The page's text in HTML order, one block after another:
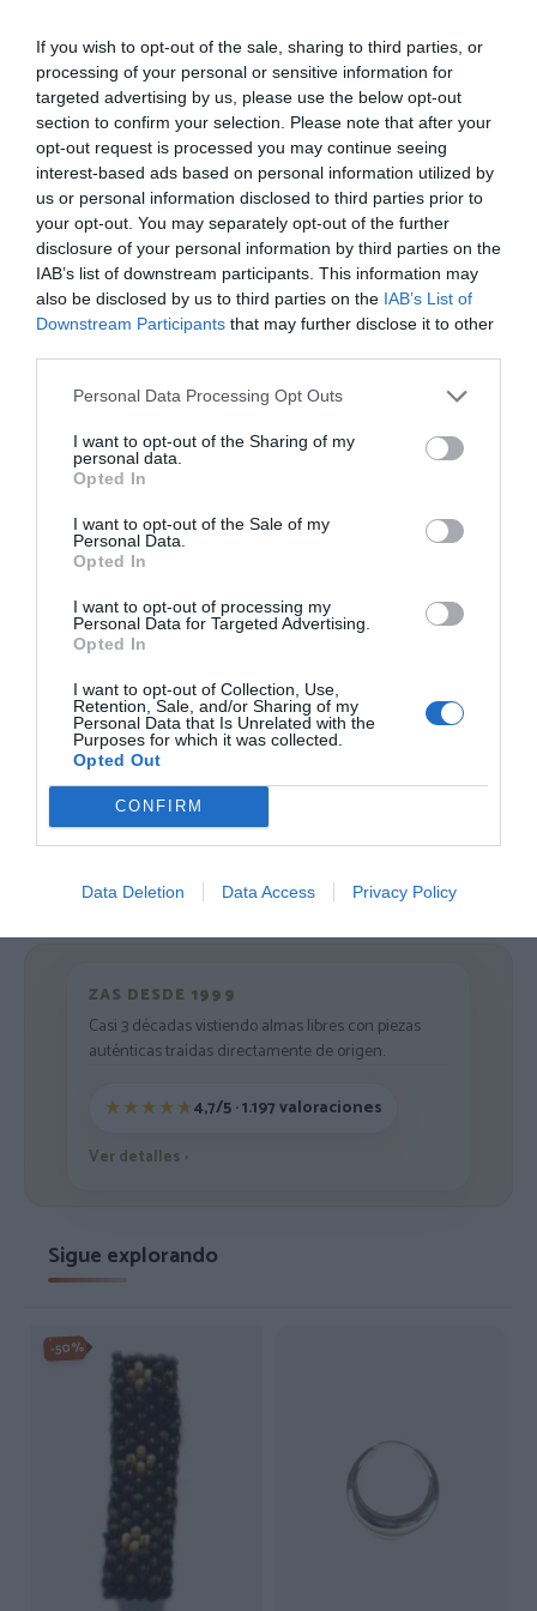
If you wish to opt-out of the sale, sharing to third parties, or
processing of your personal or sensitive information for
targeted advertising by us, please use the below opt-out
section to confirm your selection. Please note that after your
opt-out request is processed you may continue seeing
interest-based ads based on personal information utilized by
us or personal information disclosed to third parties prior to
your opt-out. You may separately opt-out of the further
disclosure of your personal information by third parties on the
IAB’s list of downstream participants. This information may
also be disclosed by us to third parties on the IAB’s List of
Downstream Participants that may further disclose it to other
Personal Data Processing Opt Outs
I want to opt-out of the Sharing of my
personal data.
Opted In
I want to opt-out of the Sale of my
Personal Data.
Opted In
I want to opt-out of processing my
Personal Data for Targeted Advertising.
Opted In
I want to opt-out of Collection, Use,
Retention, Sale, and/or Sharing of my
Personal Data that Is Unrelated with the
Purposes for which it was collected.
Opted Out
CONFIRM
Data Deletion Data Access Privacy Policy
14,95 €
[CMSE101 ]
Ver producto
14,95 €
[CMSE100 ]
Ver producto
3X2
Camiseta Bicicle World
★★★★★
★★★★★
14,
Ver producto
3X2
Ver producto
ZAS DESDE 1999
Casi 3 décadas vistiendo almas libres con piezas
auténticas traídas directamente de origen.
4,7/5 · 1.197 valoraciones
Ver detalles ›
Sigue explorando
-50%